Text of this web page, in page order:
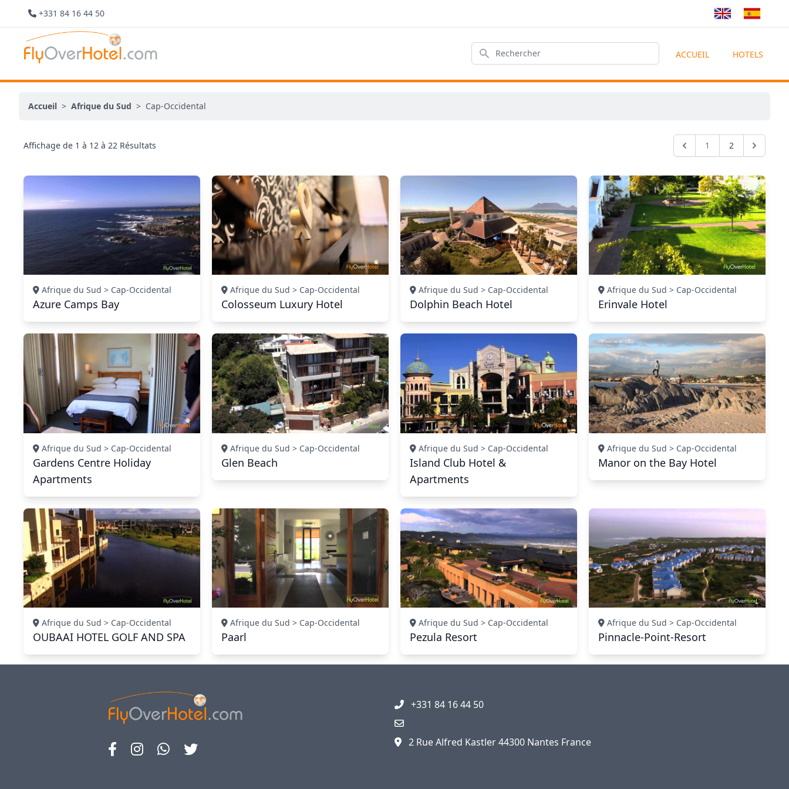
+331 84 16 44 50
Rechercher ACCUEIL HOTELS
Accueil > Afrique du Sud > Cap-Occidental
Affichage de 1 à 12 à 22 Résultats 1 2
Afrique du Sud > Cap-Occidental
Azure Camps Bay
Afrique du Sud > Cap-Occidental
Colosseum Luxury Hotel
Afrique du Sud > Cap-Occidental
Dolphin Beach Hotel
Afrique du Sud > Cap-Occidental
Erinvale Hotel
Afrique du Sud > Cap-Occidental
Gardens Centre Holiday
Apartments
Afrique du Sud > Cap-Occidental
Glen Beach
Afrique du Sud > Cap-Occidental
Island Club Hotel &
Apartments
Afrique du Sud > Cap-Occidental
Manor on the Bay Hotel
Afrique du Sud > Cap-Occidental
OUBAAI HOTEL GOLF AND SPA
Afrique du Sud > Cap-Occidental
Paarl
Afrique du Sud > Cap-Occidental
Pezula Resort
Afrique du Sud > Cap-Occidental
Pinnacle-Point-Resort
+331 84 16 44 50
2 Rue Alfred Kastler 44300 Nantes France